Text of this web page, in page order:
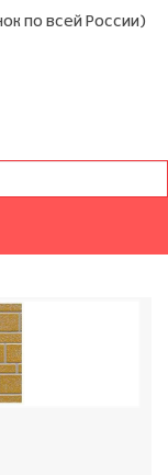
по всей России)